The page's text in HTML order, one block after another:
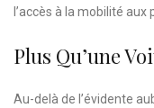
l’accès à la mobilité aux
Plus Qu’une
Au-delà de l’évidente